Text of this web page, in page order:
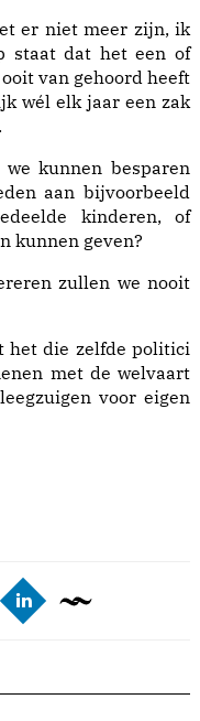
er niet meer zijn, ik
staat dat het een of
van gehoord heeft
wél elk jaar een zak
kunnen besparen
aan bijvoorbeeld
kinderen, of
kunnen geven?
zullen we nooit
het die zelfde politici
met de welvaart
voor eigen